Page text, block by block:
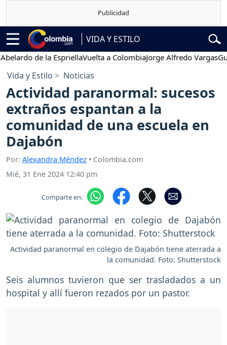
VIDA Y ESTILO
de la EspriellaVuelta a ColombiaJorge Alfredo VargasGustavo
Vida y Estilo Noticias
Actividad paranormal: sucesos
extraños espantan a la
comunidad de una escuela en
Dajabón
Por: Alexandra Méndez • Colombia.com
Mié, 31 Ene 2024 12:40 pm
Comparte en:
Actividad paranormal en colegio de Dajabón tiene aterrada a
la comunidad. Foto: Shutterstock
Seis alumnos tuvieron que ser trasladados a un
hospital y allí fueron rezados por un pastor.